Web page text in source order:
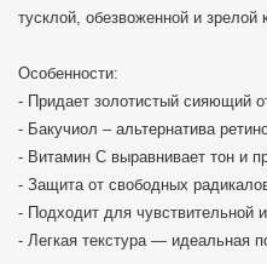
тусклой, обезвоженной и зрелой
Особенности:
- Придает золотистый сияющий
- Бакучиол – альтернатива
- Витамин С выравнивает тон и
- Защита от свободных
- Подходит для чувствительной
- Легкая текстура — идеальная